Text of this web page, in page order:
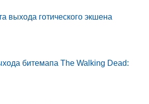
выхода готического экшена
битемапа The Walking Dead: